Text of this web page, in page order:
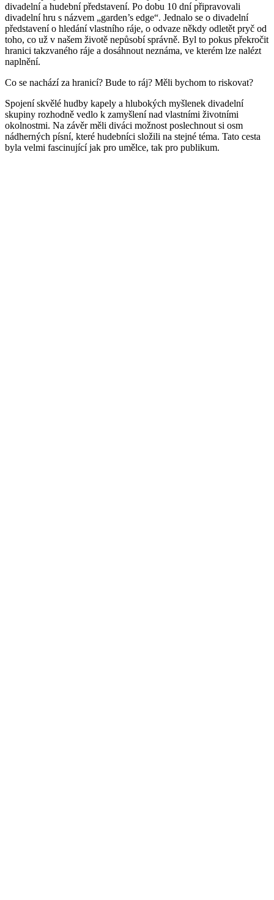
divadelní a hudební představení. Po dobu 10 dní připravovali
divadelní hru s názvem „garden’s edge“. Jednalo se o divadelní
představení o hledání vlastního ráje, o odvaze někdy odletět pryč od
toho, co už v našem životě nepůsobí správně. Byl to pokus překročit
hranici takzvaného ráje a dosáhnout neznáma, ve kterém lze nalézt
naplnění.
Co se nachází za hranicí? Bude to ráj? Měli bychom to riskovat?
Spojení skvělé hudby kapely a hlubokých myšlenek divadelní
skupiny rozhodně vedlo k zamyšlení nad vlastními životními
okolnostmi. Na závěr měli diváci možnost poslechnout si osm
nádherných písní, které hudebníci složili na stejné téma. Tato cesta
byla velmi fascinující jak pro umělce, tak pro publikum.